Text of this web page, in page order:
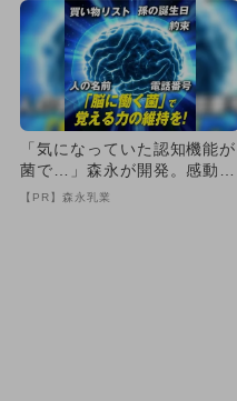
「気になっていた認知機能が
菌で…」森永が開発。感動の
70代続出
【PR】森永乳業